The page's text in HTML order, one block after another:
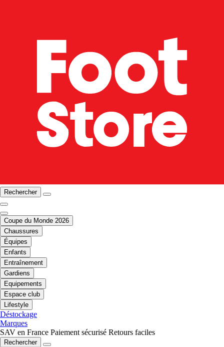
Rechercher
Coupe du Monde 2026
Chaussures
Équipes
Enfants
Entraînement
Gardiens
Equipements
Espace club
Lifestyle
Déstockage
Marques
SAV en France Paiement sécurisé Retours faciles
Rechercher